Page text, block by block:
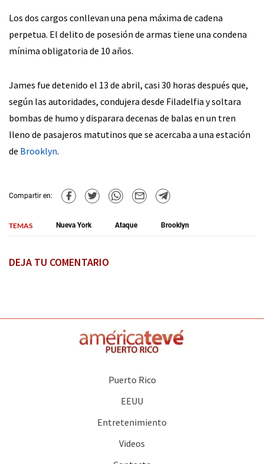
Los dos cargos conllevan una pena máxima de cadena
perpetua. El delito de posesión de armas tiene una condena
mínima obligatoria de 10 años.
James fue detenido el 13 de abril, casi 30 horas después que,
según las autoridades, condujera desde Filadelfia y soltara
bombas de humo y disparara decenas de balas en un tren
lleno de pasajeros matutinos que se acercaba a una estación
de Brooklyn.
Compartir en:
TEMAS Nueva York Ataque Brooklyn
DEJA TU COMENTARIO
Puerto Rico
EEUU
Entretenimiento
Videos